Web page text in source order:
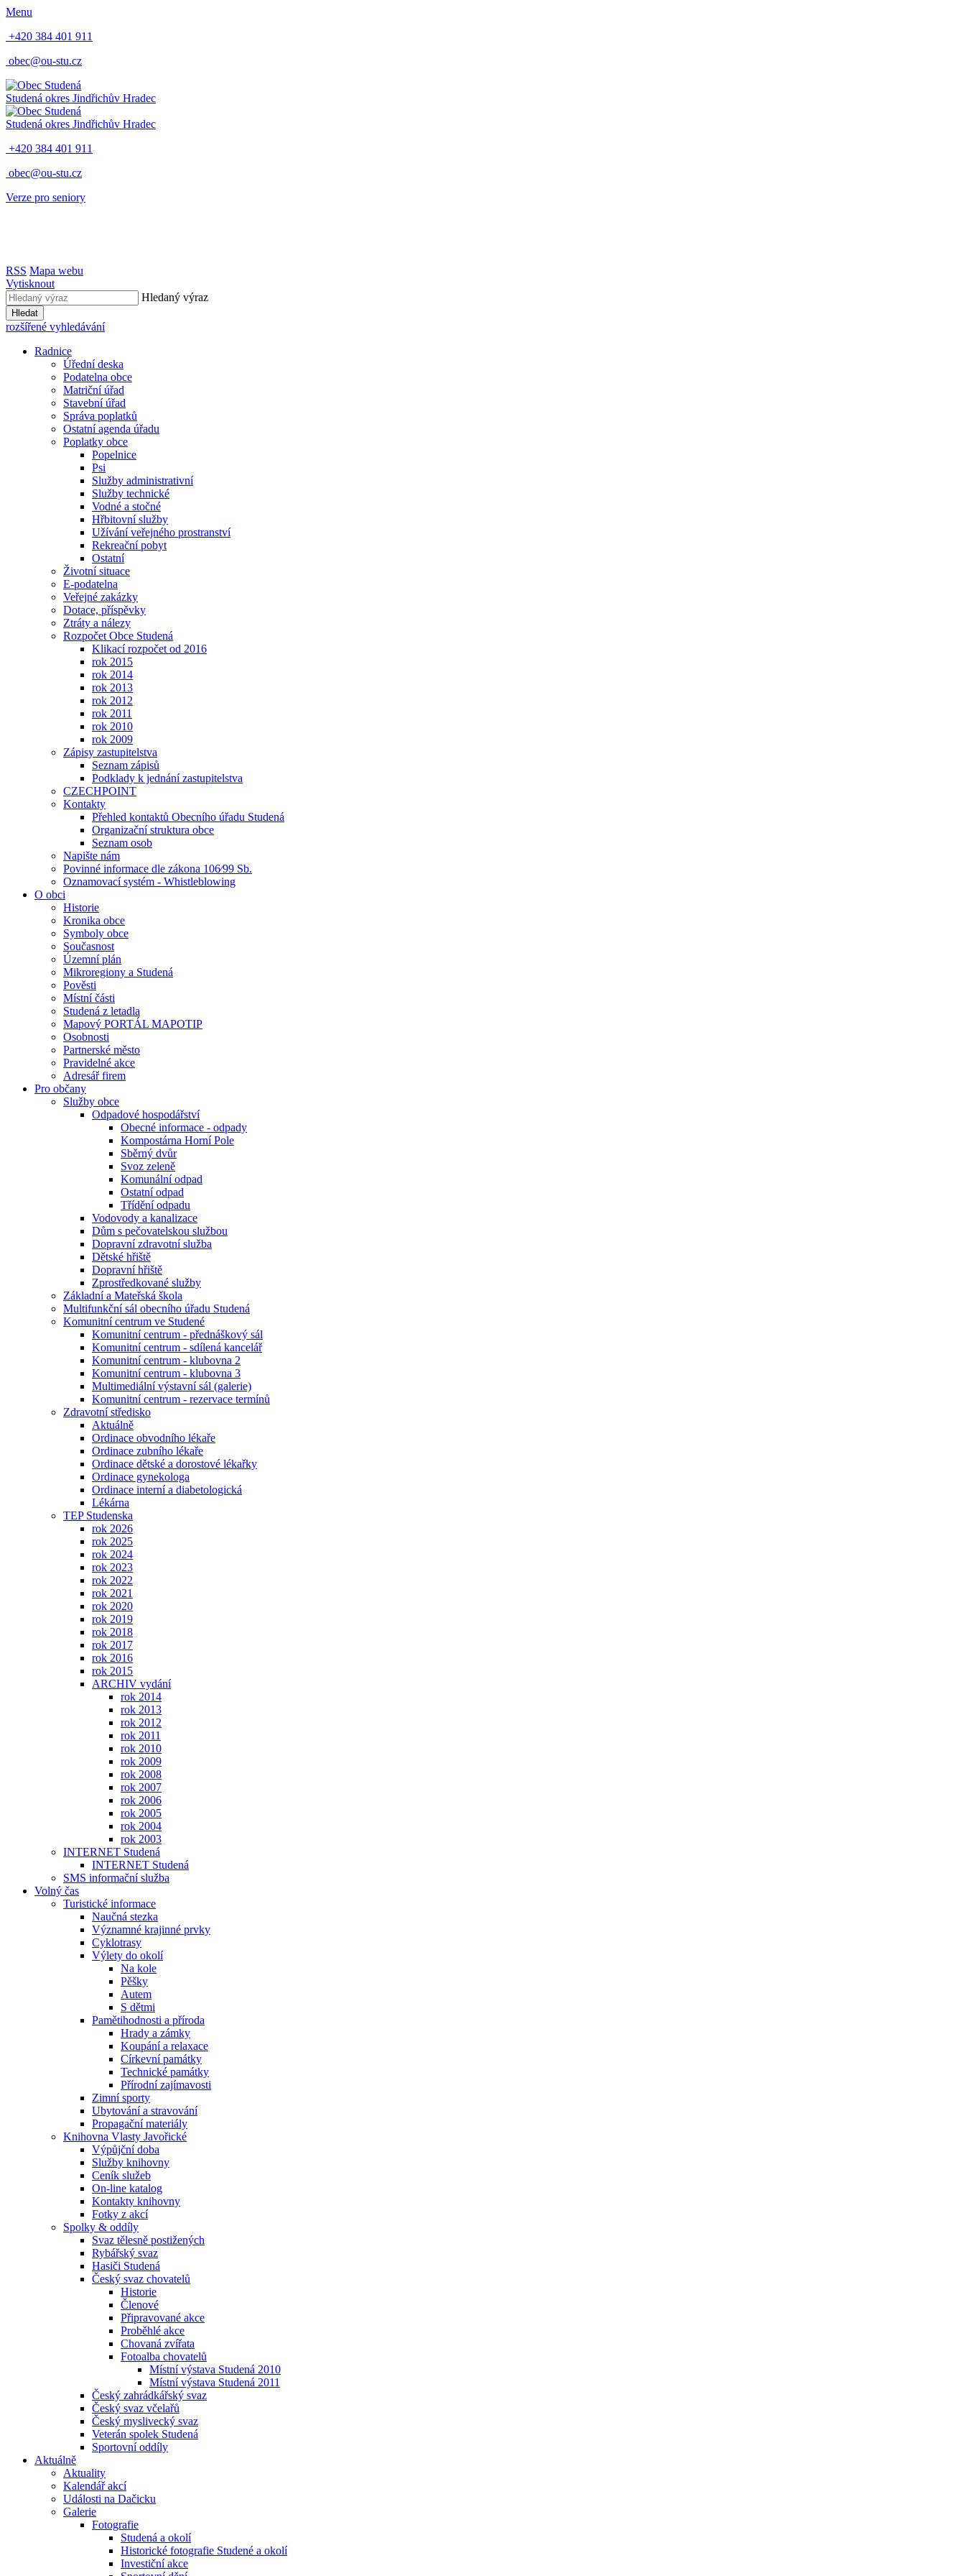
Menu
+420 384 401 911
obec@ou-stu.cz
Studená okres Jindřichův Hradec
Studená okres Jindřichův Hradec
+420 384 401 911
obec@ou-stu.cz
Verze pro seniory
RSS Mapa webu
Vytisknout
Hledaný výraz
Hledat
rozšířené vyhledávání
Radnice
Úřední deska
Podatelna obce
Matriční úřad
Stavební úřad
Správa poplatků
Ostatní agenda úřadu
Poplatky obce
Popelnice
Psi
Služby administrativní
Služby technické
Vodné a stočné
Hřbitovní služby
Užívání veřejného prostranství
Rekreační pobyt
Ostatní
Životní situace
E-podatelna
Veřejné zakázky
Dotace, příspěvky
Ztráty a nálezy
Rozpočet Obce Studená
Klikací rozpočet od 2016
rok 2015
rok 2014
rok 2013
rok 2012
rok 2011
rok 2010
rok 2009
Zápisy zastupitelstva
Seznam zápisů
Podklady k jednání zastupitelstva
CZECHPOINT
Kontakty
Přehled kontaktů Obecního úřadu Studená
Organizační struktura obce
Seznam osob
Napište nám
Povinné informace dle zákona 106⁄99 Sb.
Oznamovací systém - Whistleblowing
O obci
Historie
Kronika obce
Symboly obce
Současnost
Územní plán
Mikroregiony a Studená
Pověsti
Místní části
Studená z letadla
Mapový PORTÁL MAPOTIP
Osobnosti
Partnerské město
Pravidelné akce
Adresář firem
Pro občany
Služby obce
Odpadové hospodářství
Obecné informace - odpady
Kompostárna Horní Pole
Sběrný dvůr
Svoz zeleně
Komunální odpad
Ostatní odpad
Třídění odpadu
Vodovody a kanalizace
Dům s pečovatelskou službou
Dopravní zdravotní služba
Dětské hřiště
Dopravní hřiště
Zprostředkované služby
Základní a Mateřská škola
Multifunkční sál obecního úřadu Studená
Komunitní centrum ve Studené
Komunitní centrum - přednáškový sál
Komunitní centrum - sdílená kancelář
Komunitní centrum - klubovna 2
Komunitní centrum - klubovna 3
Multimediální výstavní sál (galerie)
Komunitní centrum - rezervace termínů
Zdravotní středisko
Aktuálně
Ordinace obvodního lékaře
Ordinace zubního lékaře
Ordinace dětské a dorostové lékařky
Ordinace gynekologa
Ordinace interní a diabetologická
Lékárna
TEP Studenska
rok 2026
rok 2025
rok 2024
rok 2023
rok 2022
rok 2021
rok 2020
rok 2019
rok 2018
rok 2017
rok 2016
rok 2015
ARCHIV vydání
rok 2014
rok 2013
rok 2012
rok 2011
rok 2010
rok 2009
rok 2008
rok 2007
rok 2006
rok 2005
rok 2004
rok 2003
INTERNET Studená
INTERNET Studená
SMS informační služba
Volný čas
Turistické informace
Naučná stezka
Významné krajinné prvky
Cyklotrasy
Výlety do okolí
Na kole
Pěšky
Autem
S dětmi
Pamětihodnosti a příroda
Hrady a zámky
Koupání a relaxace
Církevní památky
Technické památky
Přírodní zajímavosti
Zimní sporty
Ubytování a stravování
Propagační materiály
Knihovna Vlasty Javořické
Výpůjční doba
Služby knihovny
Ceník služeb
On-line katalog
Kontakty knihovny
Fotky z akcí
Spolky & oddíly
Svaz tělesně postižených
Rybářský svaz
Hasiči Studená
Český svaz chovatelů
Historie
Členové
Připravované akce
Proběhlé akce
Chovaná zvířata
Fotoalba chovatelů
Místní výstava Studená 2010
Místní výstava Studená 2011
Český zahrádkářský svaz
Český svaz včelařů
Český myslivecký svaz
Veterán spolek Studená
Sportovní oddíly
Aktuálně
Aktuality
Kalendář akcí
Události na Dačicku
Galerie
Fotografie
Studená a okolí
Historické fotografie Studené a okolí
Investiční akce